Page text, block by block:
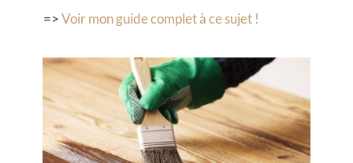
=>Voir mon guide complet à ce sujet !